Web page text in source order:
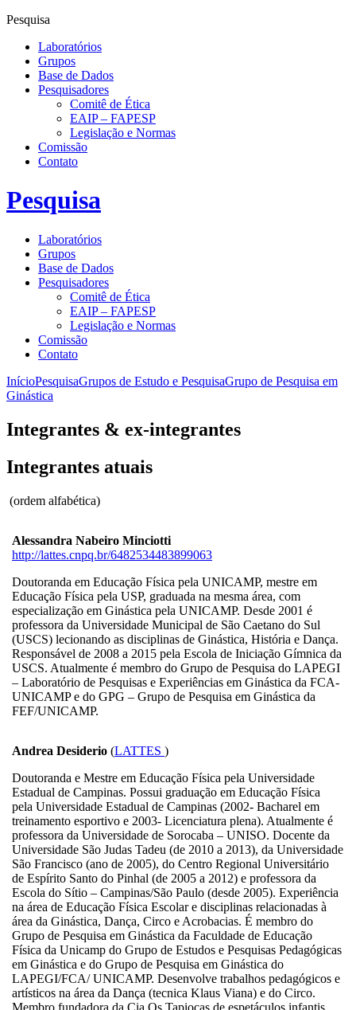
Pesquisa
Laboratórios
Grupos
Base de Dados
Pesquisadores
Comitê de Ética
EAIP – FAPESP
Legislação e Normas
Comissão
Contato
Pesquisa
Laboratórios
Grupos
Base de Dados
Pesquisadores
Comitê de Ética
EAIP – FAPESP
Legislação e Normas
Comissão
Contato
InícioPesquisaGrupos de Estudo e PesquisaGrupo de Pesquisa em
Ginástica
Integrantes & ex-integrantes
Integrantes atuais
(ordem alfabética)
Alessandra Nabeiro Minciotti
http://lattes.cnpq.br/6482534483899063
Doutoranda em Educação Física pela UNICAMP, mestre em
Educação Física pela USP, graduada na mesma área, com
especialização em Ginástica pela UNICAMP. Desde 2001 é
professora da Universidade Municipal de São Caetano do Sul
(USCS) lecionando as disciplinas de Ginástica, História e Dança.
Responsável de 2008 a 2015 pela Escola de Iniciação Gímnica da
USCS. Atualmente é membro do Grupo de Pesquisa do LAPEGI
– Laboratório de Pesquisas e Experiências em Ginástica da FCA-
UNICAMP e do GPG – Grupo de Pesquisa em Ginástica da
FEF/UNICAMP.
Andrea Desiderio (LATTES)
Doutoranda e Mestre em Educação Física pela Universidade
Estadual de Campinas. Possui graduação em Educação Física
pela Universidade Estadual de Campinas (2002- Bacharel em
treinamento esportivo e 2003- Licenciatura plena). Atualmente é
professora da Universidade de Sorocaba – UNISO. Docente da
Universidade São Judas Tadeu (de 2010 a 2013), da Universidade
São Francisco (ano de 2005), do Centro Regional Universitário
de Espírito Santo do Pinhal (de 2005 a 2012) e professora da
Escola do Sítio – Campinas/São Paulo (desde 2005). Experiência
na área de Educação Física Escolar e disciplinas relacionadas à
área da Ginástica, Dança, Circo e Acrobacias. É membro do
Grupo de Pesquisa em Ginástica da Faculdade de Educação
Física da Unicamp do Grupo de Estudos e Pesquisas Pedagógicas
em Ginástica e do Grupo de Pesquisa em Ginástica do
LAPEGI/FCA/ UNICAMP. Desenvolve trabalhos pedagógicos e
artísticos na área da Dança (tecnica Klaus Viana) e do Circo.
Membro fundadora da Cia Os Tapiocas de espetáculos infantis